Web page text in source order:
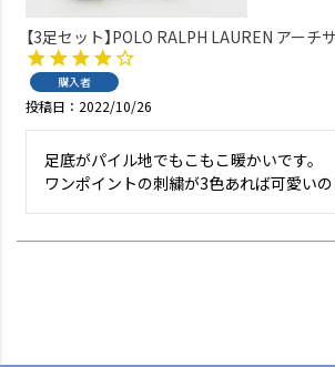
【3足セット】POLO RALPH LAUREN アーチ
ワンポイント ショート丈 ソックス レディー
購入者
投稿日 2022/10/26
足底がパイル地でもこもこ暖かいです。
ワンポイントの刺繍が3色あれば可愛いの